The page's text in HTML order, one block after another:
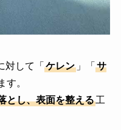
対して「 ケレン」「 サ
す。
とし、表面を整える工